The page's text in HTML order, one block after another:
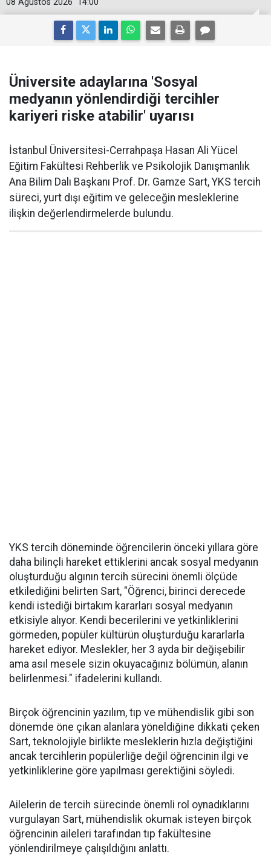
14:00
08 Ağustos 2026
Üniversite adaylarına 'Sosyal
medyanın yönlendirdiği tercihler
kariyeri riske atabilir' uyarısı
İstanbul Üniversitesi-Cerrahpaşa Hasan Ali Yücel
Eğitim Fakültesi Rehberlik ve Psikolojik Danışmanlık
Ana Bilim Dalı Başkanı Prof. Dr. Gamze Sart, YKS tercih
süreci, yurt dışı eğitim ve geleceğin mesleklerine
ilişkin değerlendirmelerde bulundu.
YKS tercih döneminde öğrencilerin önceki yıllara göre
daha bilinçli hareket ettiklerini ancak sosyal medyanın
oluşturduğu algının tercih sürecini önemli ölçüde
etkilediğini belirten Sart, "Öğrenci, birinci derecede
kendi istediği birtakım kararları sosyal medyanın
etkisiyle alıyor. Kendi becerilerini ve yetkinliklerini
görmeden, popüler kültürün oluşturduğu kararlarla
hareket ediyor. Meslekler, her 3 ayda bir değişebilir
ama asıl mesele sizin okuyacağınız bölümün, alanın
belirlenmesi." ifadelerini kullandı.
Birçok öğrencinin yazılım, tıp ve mühendislik gibi son
dönemde öne çıkan alanlara yöneldiğine dikkati çeken
Sart, teknolojiyle birlikte mesleklerin hızla değiştiğini
ancak tercihlerin popülerliğe değil öğrencinin ilgi ve
yetkinliklerine göre yapılması gerektiğini söyledi.
Ailelerin de tercih sürecinde önemli rol oynadıklarını
vurgulayan Sart, mühendislik okumak isteyen birçok
öğrencinin aileleri tarafından tıp fakültesine
yönlendirilmeye çalışıldığını anlattı.